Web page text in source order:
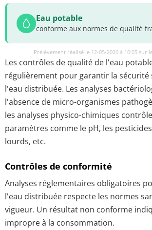
Eau potable
conforme aux normes de qualité
Prélèvement réalisé le 12-05-2026 à 10:05 sur
Les contrôles de qualité de l'eau
régulièrement pour garantir la sécurité
l'eau distribuée. Les analyses
l'absence de micro-organismes
les analyses physico-chimiques
paramètres comme le pH, les
lourds, etc.
Contrôles de conformité
Analyses réglementaires obligatoires
l'eau distribuée respecte les normes
vigueur. Un résultat non conforme
impropre à la consommation.